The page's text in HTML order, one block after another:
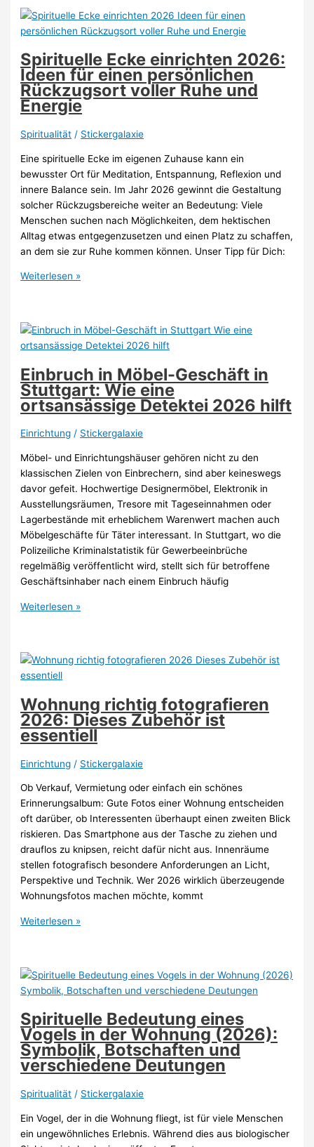
Ecke
einrichten
2026:
Ideen
für
mehr
Ruhe,
Achtsamkeit
und
Spirituelle Ecke einrichten 2026:
Ideen für einen persönlichen
Rückzugsort voller Ruhe und
Energie
Spiritualität / Stickergalaxie
Eine spirituelle Ecke im eigenen Zuhause kann ein
bewusster Ort für Meditation, Entspannung, Reflexion und
innere Balance sein. Im Jahr 2026 gewinnt die Gestaltung
solcher Rückzugsbereiche weiter an Bedeutung: Viele
Menschen suchen nach Möglichkeiten, dem hektischen
Alltag etwas entgegenzusetzen und einen Platz zu schaffen,
an dem sie zur Ruhe kommen können. Unser Tipp für Dich:
Spirituelle
2026:
Ideen
für
einen
persönlichen
Rückzugsort
voller
Ruhe
Energie
Weiterlesen »
Einbruch in Möbel-Geschäft in
Stuttgart: Wie eine
ortsansässige Detektei 2026 hilft
Einrichtung / Stickergalaxie
Möbel- und Einrichtungshäuser gehören nicht zu den
klassischen Zielen von Einbrechern, sind aber keineswegs
davor gefeit. Hochwertige Designermöbel, Elektronik in
Ausstellungsräumen, Tresore mit Tageseinnahmen oder
Lagerbestände mit erheblichem Warenwert machen auch
Möbelgeschäfte für Täter interessant. In Stuttgart, wo die
Polizeiliche Kriminalstatistik für Gewerbeeinbrüche
regelmäßig veröffentlicht wird, stellt sich für betroffene
Geschäftsinhaber nach einem Einbruch häufig
Einbruch
Geschäft
Stuttgart:
Wie
eine
ortsansässige
Detektei
2026
Weiterlesen »
Wohnung richtig fotografieren
2026: Dieses Zubehör ist
essentiell
Einrichtung / Stickergalaxie
Ob Verkauf, Vermietung oder einfach ein schönes
Erinnerungsalbum: Gute Fotos einer Wohnung entscheiden
oft darüber, ob Interessenten überhaupt einen zweiten Blick
riskieren. Das Smartphone aus der Tasche zu ziehen und
drauflos zu knipsen, reicht dafür nicht aus. Innenräume
stellen fotografisch besondere Anforderungen an Licht,
Perspektive und Technik. Wer 2026 wirklich überzeugende
Wohnungsfotos machen möchte, kommt
Wohnung
2026:
Dieses
Zubehör
ist
essentiell
Weiterlesen »
Spirituelle Bedeutung eines
Vogels in der Wohnung (2026):
Symbolik, Botschaften und
verschiedene Deutungen
Spiritualität / Stickergalaxie
Ein Vogel, der in die Wohnung fliegt, ist für viele Menschen
ein ungewöhnliches Erlebnis. Während dies aus biologischer